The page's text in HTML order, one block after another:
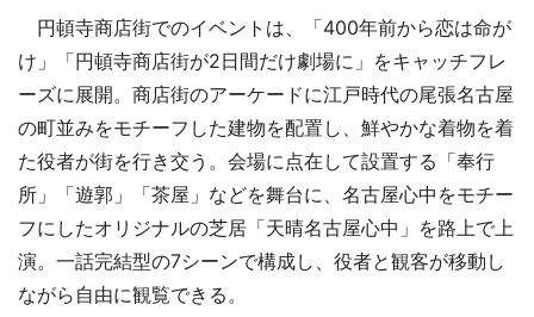
円頓寺商店街でのイベントは、「400年前から恋は命が
け」「円頓寺商店街が2日間だけ劇場に」をキャッチフレ
ーズに展開。商店街のアーケードに江戸時代の尾張名古屋
の町並みをモチーフした建物を配置し、鮮やかな着物を着
た役者が街を行き交う。会場に点在して設置する「奉行
所」「遊郭」「茶屋」などを舞台に、名古屋心中をモチー
フにしたオリジナルの芝居「天晴名古屋心中」を路上で上
演。一話完結型の7シーンで構成し、役者と観客が移動し
ながら自由に観覧できる。